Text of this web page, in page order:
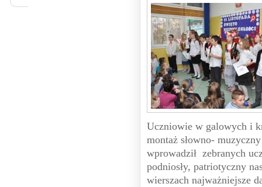
Uczniowie w galowych i
montaż słowno-
wprowadził zebranych
podniosły, patriotyczny
wierszach